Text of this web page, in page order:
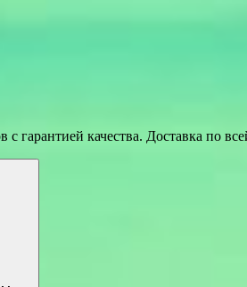
гарантией качества. Доставка по